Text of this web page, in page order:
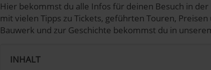
Hier bekommst du alle Infos für deinen Besuch in
mit vielen Tipps zu Tickets, geführten Touren,
Bauwerk und zur Geschichte bekommst du in
INHALT